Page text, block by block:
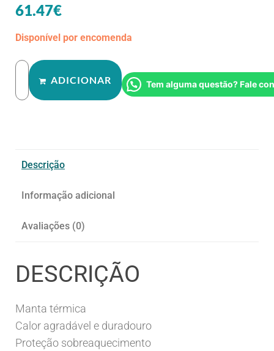
61.47€
Disponível por encomenda
ADICIONAR Tem alguma questão? Fale
Descrição
Informação adicional
Avaliações (0)
DESCRIÇÃO
Manta térmica
Calor agradável e duradouro
Proteção sobreaquecimento